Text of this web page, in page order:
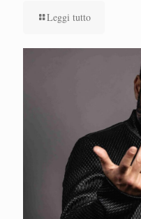
Leggi tutto